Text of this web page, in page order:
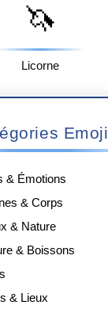
🦄
Licorne
Emoji
& Émotions
& Corps
& Nature
& Boissons
& Lieux